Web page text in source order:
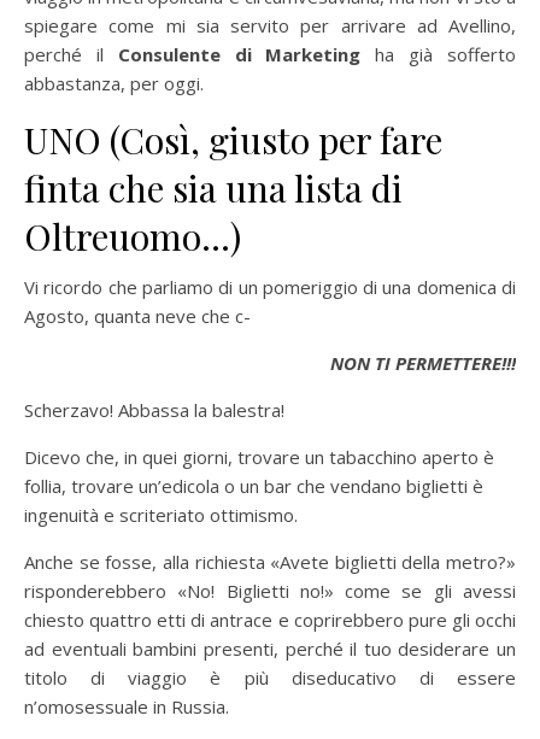
spiegare come mi sia servito per arrivare ad Avellino,
perché il Consulente di Marketing ha già sofferto
abbastanza, per oggi.
UNO (Così, giusto per fare
finta che sia una lista di
Oltreuomo…)
Vi ricordo che parliamo di un pomeriggio di una domenica di
Agosto, quanta neve che c-
NON TI PERMETTERE!!!
Scherzavo! Abbassa la balestra!
Dicevo che, in quei giorni, trovare un tabacchino aperto è
follia, trovare un’edicola o un bar che vendano biglietti è
ingenuità e scriteriato ottimismo.
Anche se fosse, alla richiesta «Avete biglietti della metro?»
risponderebbero «No! Biglietti no!» come se gli avessi
chiesto quattro etti di antrace e coprirebbero pure gli occhi
ad eventuali bambini presenti, perché il tuo desiderare un
titolo di viaggio è più diseducativo di essere
n’omosessuale in Russia.